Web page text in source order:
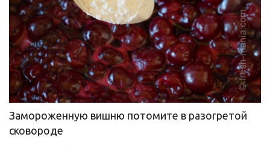
Замороженную вишню потомите в разогретой
сковороде